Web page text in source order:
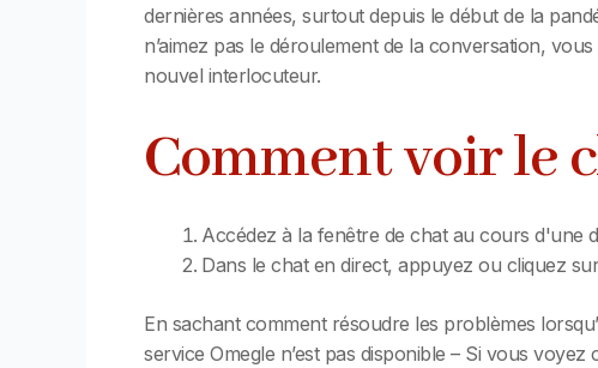
dernières années, surtout depuis le début de la
n’aimez pas le déroulement de la conversation,
nouvel interlocuteur.
Comment voir le
Accédez à la fenêtre de chat au cours d'une
Dans le chat en direct, appuyez ou cliquez
En sachant comment résoudre les problèmes
service Omegle n’est pas disponible – Si vous